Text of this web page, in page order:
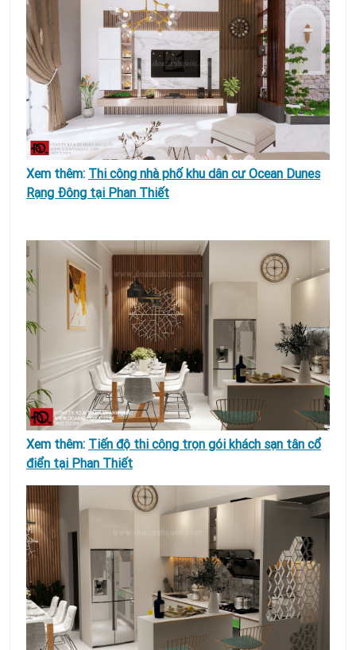
Xem thêm: Thi công nhà phố khu dân cư Ocean Dunes
Rạng Đông tại Phan Thiết
Xem thêm: Tiến độ thi công trọn gói khách sạn tân cổ
điển tại Phan Thiết